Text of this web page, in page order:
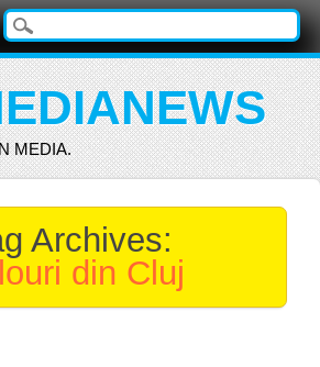
MEDIA.
Archives:
din Cluj